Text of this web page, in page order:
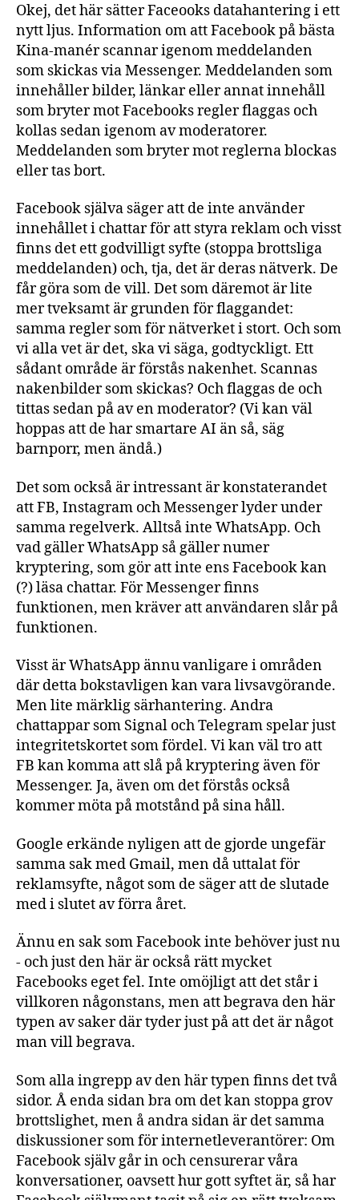
Okej, det här sätter Faceooks datahantering i ett
nytt ljus. Information om att Facebook på bästa
Kina-manér scannar igenom meddelanden
som skickas via Messenger. Meddelanden som
innehåller bilder, länkar eller annat innehåll
som bryter mot Facebooks regler flaggas och
kollas sedan igenom av moderatorer.
Meddelanden som bryter mot reglerna blockas
eller tas bort.
Facebook själva säger att de inte använder
innehållet i chattar för att styra reklam och visst
finns det ett godvilligt syfte (stoppa brottsliga
meddelanden) och, tja, det är deras nätverk. De
får göra som de vill. Det som däremot är lite
mer tveksamt är grunden för flaggandet:
samma regler som för nätverket i stort. Och som
vi alla vet är det, ska vi säga, godtyckligt. Ett
sådant område är förstås nakenhet. Scannas
nakenbilder som skickas? Och flaggas de och
tittas sedan på av en moderator? (Vi kan väl
hoppas att de har smartare AI än så, säg
barnporr, men ändå.)
Det som också är intressant är konstaterandet
att FB, Instagram och Messenger lyder under
samma regelverk. Alltså inte WhatsApp. Och
vad gäller WhatsApp så gäller numer
kryptering, som gör att inte ens Facebook kan
(?) läsa chattar. För Messenger finns
funktionen, men kräver att användaren slår på
funktionen.
Visst är WhatsApp ännu vanligare i områden
där detta bokstavligen kan vara livsavgörande.
Men lite märklig särhantering. Andra
chattappar som Signal och Telegram spelar just
integritetskortet som fördel. Vi kan väl tro att
FB kan komma att slå på kryptering även för
Messenger. Ja, även om det förstås också
kommer möta på motstånd på sina håll.
Google erkände nyligen att de gjorde ungefär
samma sak med Gmail, men då uttalat för
reklamsyfte, något som de säger att de slutade
med i slutet av förra året.
Ännu en sak som Facebook inte behöver just nu
- och just den här är också rätt mycket
Facebooks eget fel. Inte omöjligt att det står i
villkoren någonstans, men att begrava den här
typen av saker där tyder just på att det är något
man vill begrava.
Som alla ingrepp av den här typen finns det två
sidor. Å enda sidan bra om det kan stoppa grov
brottslighet, men å andra sidan är det samma
diskussioner som för internetleverantörer: Om
Facebook själv går in och censurerar våra
konversationer, oavsett hur gott syftet är, så har